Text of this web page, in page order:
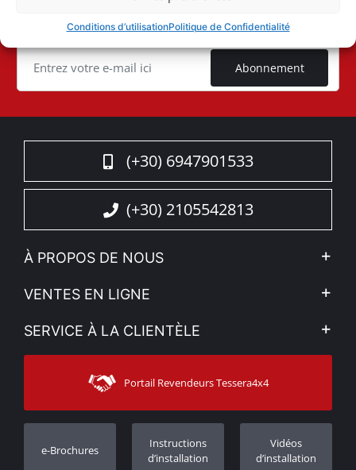
Conditions d’utilisationPolitique de Confidentialité
Cookie
occasion
Abonnement
(+30) 6947901533
(+30) 2105542813
À PROPOS DE NOUS
L'entreprise
Voir nos actualités
Sitemap
VENTES EN LIGNE
Mon compte
Moyens d’expédition
SERVICE À LA CLIENTÈLE
Contacter
Assistance aux clients
Suivi des commandes
Concessionnaires
Portail Revendeurs Tessera4x4
e-Brochures
Instructions
d’installation
Vidéos
d’installation